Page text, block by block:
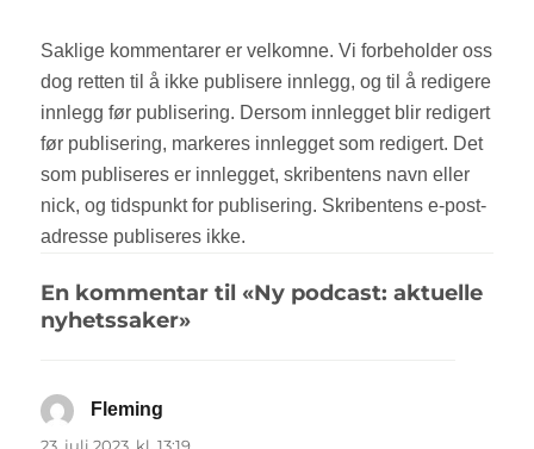
En kommentar til «Ny podcast: aktuelle
nyhetssaker»
Fleming